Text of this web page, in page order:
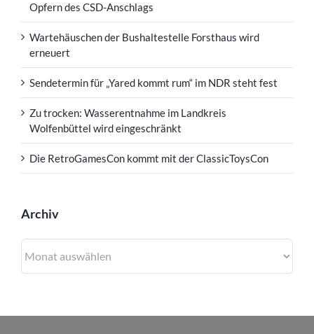
Opfern des CSD-Anschlags
Wartehäuschen der Bushaltestelle Forsthaus wird
erneuert
Sendetermin für „Yared kommt rum“ im NDR steht fest
Zu trocken: Wasserentnahme im Landkreis
Wolfenbüttel wird eingeschränkt
Die RetroGamesCon kommt mit der ClassicToysCon
Archiv